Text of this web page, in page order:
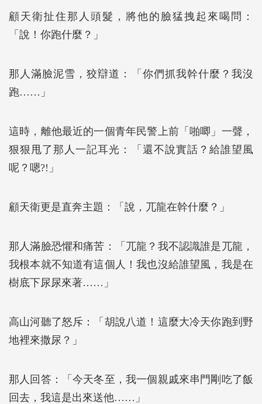
顧天衛扯住那人頭髮，將他的臉猛拽起來喝問：
「說！你跑什麼？」
那人滿臉泥雪，狡辯道：「你們抓我幹什麼？我沒
跑……」
這時，離他最近的一個青年民警上前「啪唧」一聲，
狠狠甩了那人一記耳光：「還不說實話？給誰望風
呢？嗯?!」
顧天衛更是直奔主題：「說，兀龍在幹什麼？」
那人滿臉恐懼和痛苦：「兀龍？我不認識誰是兀龍，
我根本就不知道有這個人！我也沒給誰望風，我是在
樹底下尿尿來著……」
高山河聽了怒斥：「胡說八道！這麼大冷天你跑到野
地裡來撒尿？」
那人回答：「今天冬至，我一個親戚來串門剛吃了飯
回去，我這是出來送他……」